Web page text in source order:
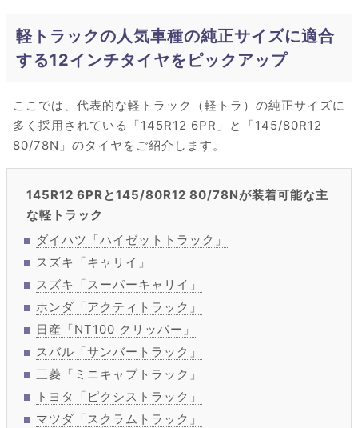
軽トラックの人気車種の純正サイズに適合
する12インチタイヤをピックアップ
ここでは、代表的な軽トラック（軽トラ）の純正サイズに
多く採用されている「145R12 6PR」と「145/80R12
80/78N」のタイヤをご紹介します。
145R12 6PRと145/80R12 80/78Nが装着可能な主
な軽トラック
ダイハツ「ハイゼットトラック」
スズキ「キャリイ」
スズキ「スーパーキャリイ」
ホンダ「アクティトラック」
日産「NT100 クリッパー」
スバル「サンバートラック」
三菱「ミニキャブトラック」
トヨタ「ピクシストラック」
マツダ「スクラムトラック」